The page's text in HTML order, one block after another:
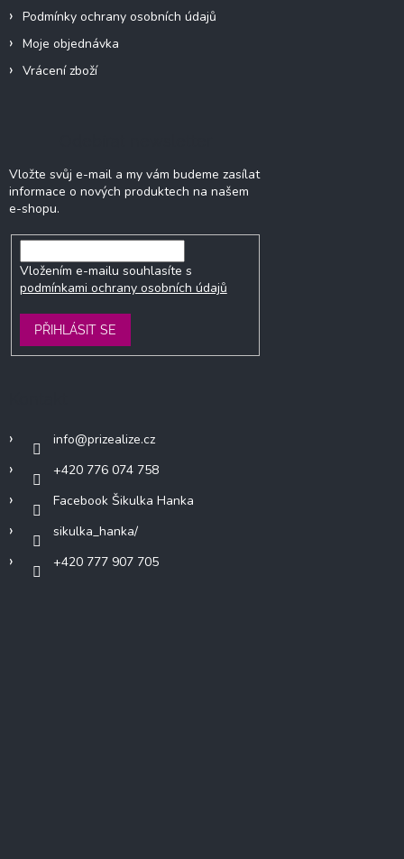
Podmínky ochrany osobních údajů
Moje objednávka
Vrácení zboží
Vložte svůj e-mail a my vám budeme zasílat
informace o nových produktech na našem
e-shopu.
Vložením e-mailu souhlasíte s
podmínkami ochrany osobních údajů
PŘIHLÁSIT SE
info@prizealize.cz
+420 776 074 758
Facebook Šikulka Hanka
sikulka_hanka/
+420 777 907 705